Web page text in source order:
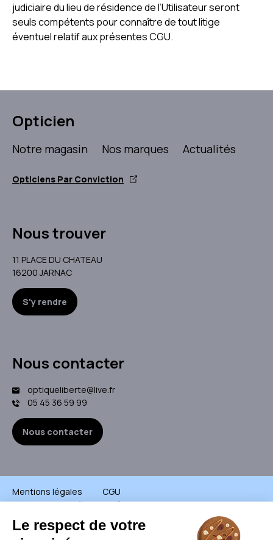
judiciaire du lieu de résidence de l’Utilisateur seront
seuls compétents pour connaître de tout litige
éventuel relatif aux présentes CGU.
Opticien
Notre magasin Nos marques Actualités
Opticiens Par Conviction
Nous trouver
11 PLACE DU CHATEAU
16200 JARNAC
S'y rendre
Nous contacter
optiqueliberte@live.fr
05 45 36 59 99
Nous contacter
Mentions légales
CGU
Politique de confidentialité
Groupe all © - Tous droits réservés - 2026